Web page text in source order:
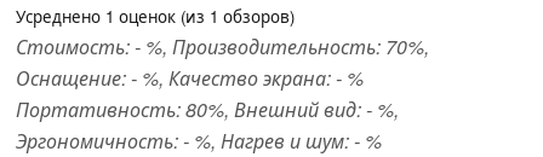
Усреднено 1 оценок (из 1 обзоров)
Стоимость: - %, Производительность: 70%,
Оснащение: - %, Качество экрана: - %
Портативность: 80%, Внешний вид: - %,
Эргономичность: - %, Нагрев и шум: - %